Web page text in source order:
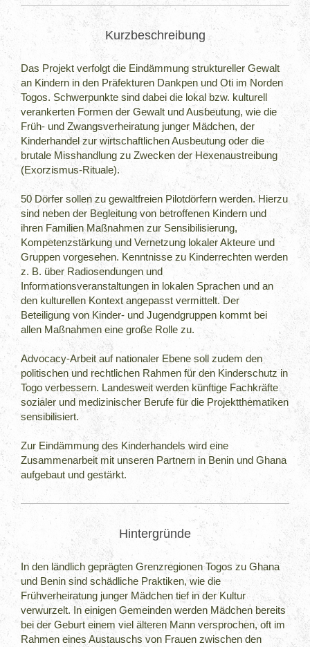
Kurzbeschreibung
Das Projekt verfolgt die Eindämmung struktureller Gewalt
an Kindern in den Präfekturen Dankpen und Oti im Norden
Togos. Schwerpunkte sind dabei die lokal bzw. kulturell
verankerten Formen der Gewalt und Ausbeutung, wie die
Früh- und Zwangsverheiratung junger Mädchen, der
Kinderhandel zur wirtschaftlichen Ausbeutung oder die
brutale Misshandlung zu Zwecken der Hexenaustreibung
(Exorzismus-Rituale).
50 Dörfer sollen zu gewaltfreien Pilotdörfern werden. Hierzu
sind neben der Begleitung von betroffenen Kindern und
ihren Familien Maßnahmen zur Sensibilisierung,
Kompetenzstärkung und Vernetzung lokaler Akteure und
Gruppen vorgesehen. Kenntnisse zu Kinderrechten werden
z. B. über Radiosendungen und
Informationsveranstaltungen in lokalen Sprachen und an
den kulturellen Kontext angepasst vermittelt. Der
Beteiligung von Kinder- und Jugendgruppen kommt bei
allen Maßnahmen eine große Rolle zu.
Advocacy-Arbeit auf nationaler Ebene soll zudem den
politischen und rechtlichen Rahmen für den Kinderschutz in
Togo verbessern. Landesweit werden künftige Fachkräfte
sozialer und medizinischer Berufe für die Projektthematiken
sensibilisiert.
Zur Eindämmung des Kinderhandels wird eine
Zusammenarbeit mit unseren Partnern in Benin und Ghana
aufgebaut und gestärkt.
Hintergründe
In den ländlich geprägten Grenzregionen Togos zu Ghana
und Benin sind schädliche Praktiken, wie die
Frühverheiratung junger Mädchen tief in der Kultur
verwurzelt. In einigen Gemeinden werden Mädchen bereits
bei der Geburt einem viel älteren Mann versprochen, oft im
Rahmen eines Austauschs von Frauen zwischen den